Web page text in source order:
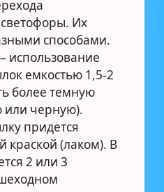
Их
способами.
использование
емкостью 1,5-2
более темную
или черную).
придется
краской (лаком). В
2 или 3